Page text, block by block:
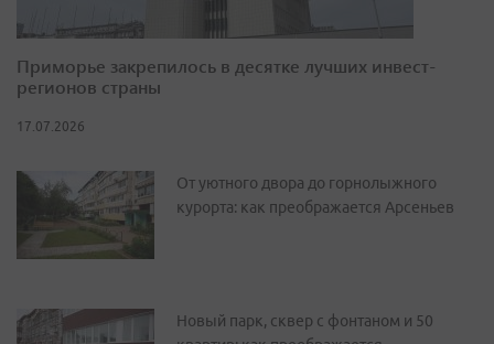
Приморье закрепилось в десятке лучших инвест-
регионов страны
17.07.2026
От уютного двора до горнолыжного
курорта: как преображается Арсеньев
Новый парк, сквер с фонтаном и 50